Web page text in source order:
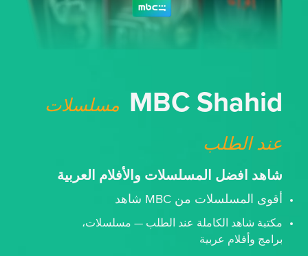
MBC Shahid مسلسلات
عند الطلب
شاهد افضل المسلسلات والأفلام العربية
أقوى المسلسلات من MBC شاهد
مكتبة شاهد الكاملة عند الطلب — مسلسلات،
برامج وأفلام عربية